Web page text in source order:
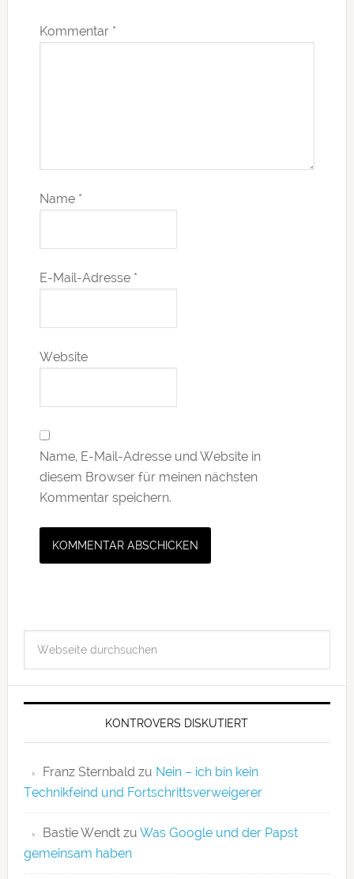
Kommentar *
Name *
E-Mail-Adresse *
Website
Name, E-Mail-Adresse und Website in
diesem Browser für meinen nächsten
Kommentar speichern.
KONTROVERS DISKUTIERT
Franz Sternbald zu Nein – ich bin kein
Technikfeind und Fortschrittsverweigerer
Bastie Wendtzu Was Google und der Papst
gemeinsam haben